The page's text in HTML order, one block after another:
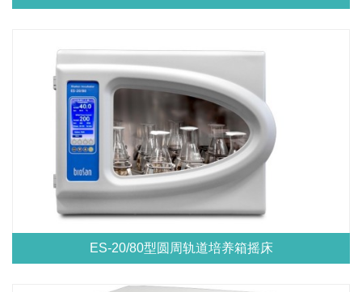
ES-20/80型圆周轨道培养箱摇床